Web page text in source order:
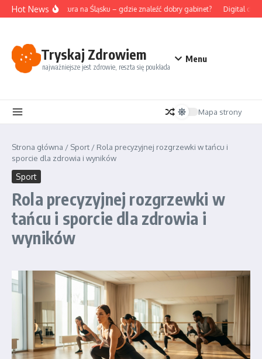
Przejdź do treści
Hot NewsAkupunktura na Śląsku – gdzie znaleźć dobry gabinet? Digital
Tryskaj Zdrowiem
najważniejsze jest zdrowie, reszta się poukłada
Menu
Mapa strony
Strona główna / Sport / Rola precyzyjnej rozgrzewki w tańcu i
sporcie dla zdrowia i wyników
Sport
Rola precyzyjnej rozgrzewki w
tańcu i sporcie dla zdrowia i
wyników